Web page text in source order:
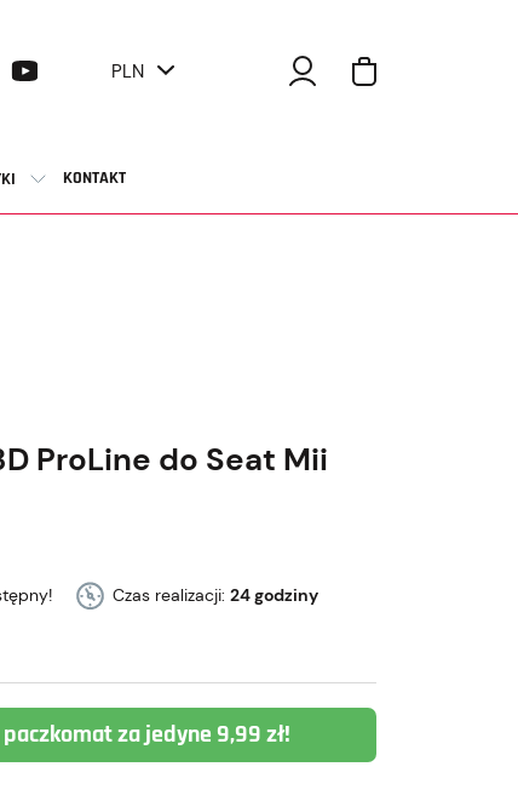
PLN
KONTAKT
ProLine do Seat Mii
Czas realizacji: 24 godziny
za jedyne 9,99 zł!